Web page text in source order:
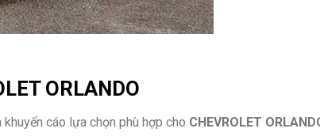
ORLANDO
cáo lựa chọn phù hợp cho CHEVROLET